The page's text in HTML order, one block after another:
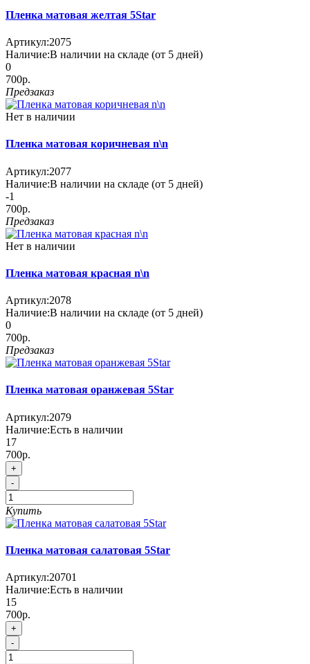
Пленка матовая желтая 5Star
Артикул:2075
Наличие:В наличии на складе (от 5 дней)
0
700р.
Предзаказ
Нет в наличии
Пленка матовая коричневая n\n
Артикул:2077
Наличие:В наличии на складе (от 5 дней)
-1
700р.
Предзаказ
Нет в наличии
Пленка матовая красная n\n
Артикул:2078
Наличие:В наличии на складе (от 5 дней)
0
700р.
Предзаказ
Пленка матовая оранжевая 5Star
Артикул:2079
Наличие:Есть в наличии
17
700р.
+
-
Купить
Пленка матовая салатовая 5Star
Артикул:20701
Наличие:Есть в наличии
15
700р.
+
-